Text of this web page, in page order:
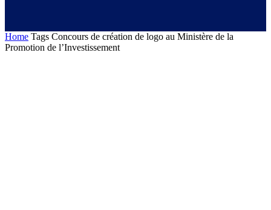
Home Tags Concours de création de logo au Ministère de la
Promotion de l’Investissement